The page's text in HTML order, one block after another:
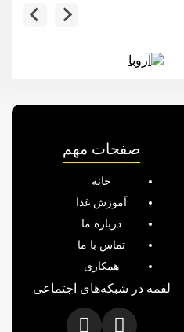
صفحات مهم
خانه
آموزش غذا
درباره ما
تماس با ما
همکاری
لقمه در شبکه‌های اجتماعی